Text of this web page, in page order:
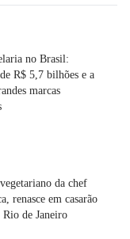
no Brasil:
R$ 5,7 bilhões e a
marcas
da chef
renasce em casarão
de Janeiro